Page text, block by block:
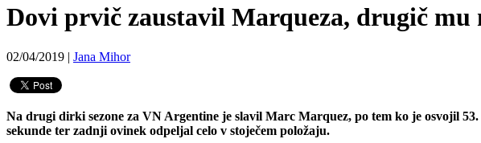
Dovi prvič zaustavil Marqueza, drugič mu
02/04/2019 | Jana Mihor
Na drugi dirki sezone za VN Argentine je slavil Marc Marquez, po tem ko je osvojil
sekunde ter zadnji ovinek odpeljal celo v stoječem položaju.